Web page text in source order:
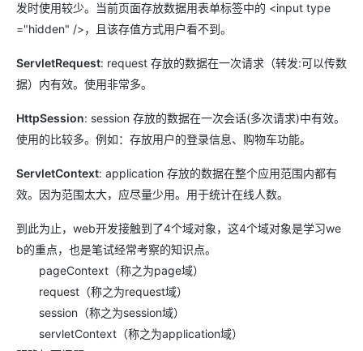
发时使用较少。当前页面存放数据用表单标签中的 <input type
="hidden" />，且该存值方式用户看不到。
ServletRequest: request 存放的数据在一次请求（转发:可以传数
据）内有效。使用非常多。
HttpSession: session 存放的数据在一次会话(多次请求)中有效。
使用的比较多。例如：存放用户的登录信息、购物车功能。
ServletContext: application 存放的数据在整个应用范围内都有
效。因为范围太大，应尽量少用。用于统计在线人数。
到此为止，web开发接触到了4个域对象，这4个域对象是学习we
b的重点，也是笔试经常考察的知识点。
pageContext（称之为page域）
request（称之为request域）
session（称之为session域）
servletContext（称之为application域）